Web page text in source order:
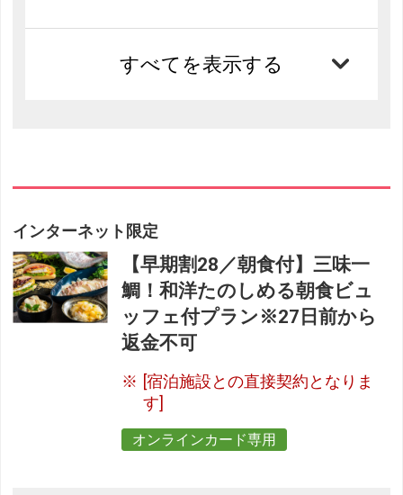
すべてを表示する
インターネット限定
【早期割28／朝食付】三味一
鯛！和洋たのしめる朝食ビュ
ッフェ付プラン※27日前から
返金不可
[宿泊施設との直接契約となりま
す]
オンラインカード専用